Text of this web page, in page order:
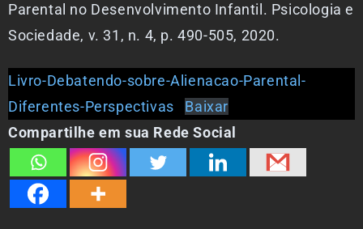
Parental no Desenvolvimento Infantil. Psicologia e
Sociedade, v. 31, n. 4, p. 490-505, 2020.
Livro-Debatendo-sobre-Alienacao-Parental-
Diferentes-Perspectivas
Baixar
Compartilhe em sua Rede Social